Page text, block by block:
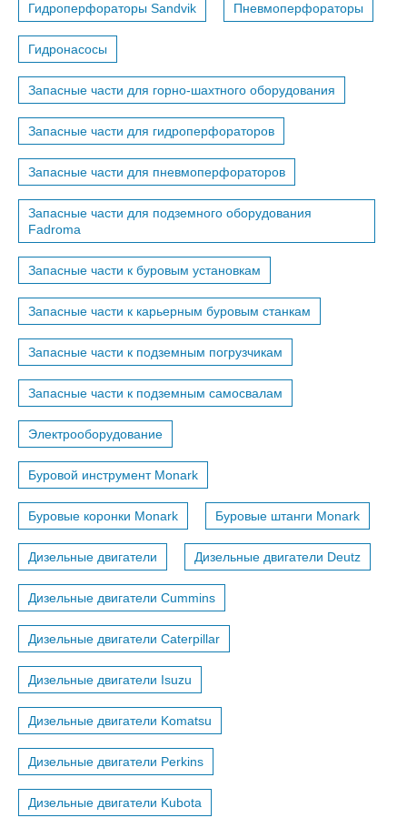
Гидроперфораторы Sandvik Пневмоперфораторы
Гидронасосы
Запасные части для горно-шахтного оборудования
Запасные части для гидроперфораторов
Запасные части для пневмоперфораторов
Запасные части для подземного оборудования
Fadroma
Запасные части к буровым установкам
Запасные части к карьерным буровым станкам
Запасные части к подземным погрузчикам
Запасные части к подземным самосвалам
Электрооборудование
Буровой инструмент Monark
Буровые коронки Monark Буровые штанги Monark
Дизельные двигатели Дизельные двигатели Deutz
Дизельные двигатели Cummins
Дизельные двигатели Caterpillar
Дизельные двигатели Isuzu
Дизельные двигатели Komatsu
Дизельные двигатели Perkins
Дизельные двигатели Kubota